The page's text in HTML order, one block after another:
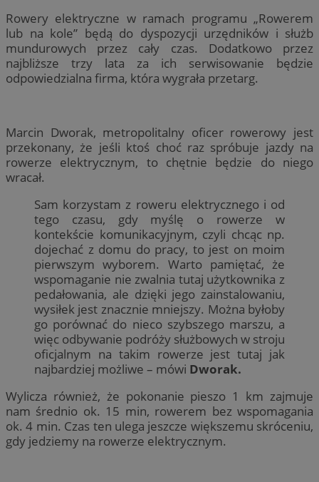
Rowery elektryczne w ramach programu „Rowerem
lub na kole” będą do dyspozycji urzędników i służb
mundurowych przez cały czas. Dodatkowo przez
najbliższe trzy lata za ich serwisowanie będzie
odpowiedzialna firma, która wygrała przetarg.
Marcin Dworak, metropolitalny oficer rowerowy jest
przekonany, że jeśli ktoś choć raz spróbuje jazdy na
rowerze elektrycznym, to chętnie będzie do niego
wracał.
Sam korzystam z roweru elektrycznego i od
tego czasu, gdy myślę o rowerze w
kontekście komunikacyjnym, czyli chcąc np.
dojechać z domu do pracy, to jest on moim
pierwszym wyborem. Warto pamiętać, że
wspomaganie nie zwalnia tutaj użytkownika z
pedałowania, ale dzięki jego zainstalowaniu,
wysiłek jest znacznie mniejszy. Można byłoby
go porównać do nieco szybszego marszu, a
więc odbywanie podróży służbowych w stroju
oficjalnym na takim rowerze jest tutaj jak
najbardziej możliwe – mówi Dworak.
Wylicza również, że pokonanie pieszo 1 km zajmuje
nam średnio ok. 15 min, rowerem bez wspomagania
ok. 4 min. Czas ten ulega jeszcze większemu skróceniu,
gdy jedziemy na rowerze elektrycznym.